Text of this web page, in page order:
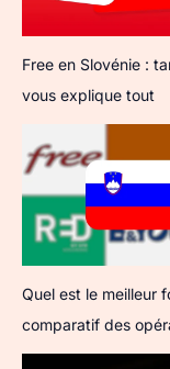
Free en Slovénie :
vous explique tout
Quel est le meilleur
comparatif des